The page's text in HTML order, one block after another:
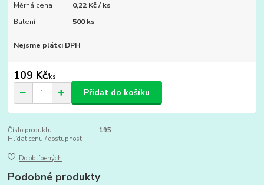
Měrná cena
0,22 Kč / ks
Balení
500 ks
Nejsme plátci DPH
109 Kč/ks
Přidat do košíku
Číslo produktu:
195
Hlídat cenu / dostupnost
Do oblíbených
Podobné produkty